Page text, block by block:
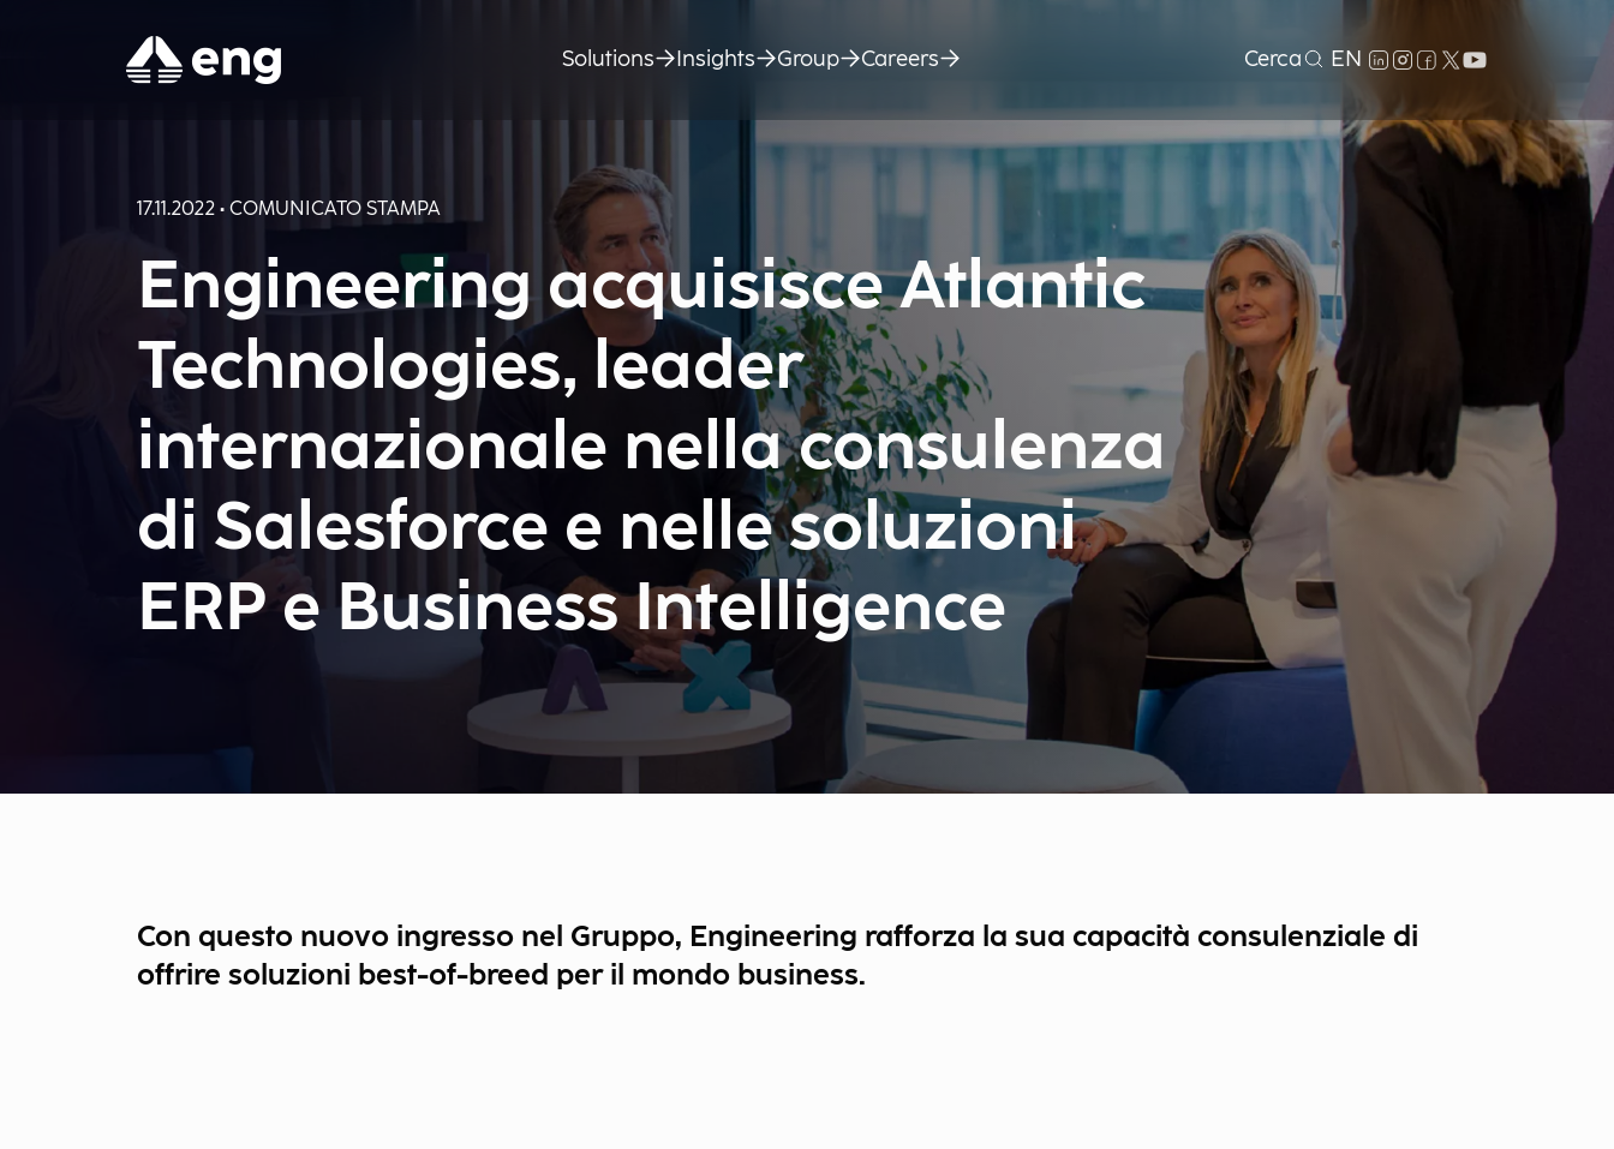
Solutions Insights Group Careers Cerca EN
17.11.2022 • COMUNICATO STAMPA
Engineering acquisisce Atlantic
Technologies, leader
internazionale nella consulenza
di Salesforce e nelle soluzioni
ERP e Business Intelligence
Con questo nuovo ingresso nel Gruppo, Engineering rafforza la sua capacità consulenziale di
offrire soluzioni best-of-breed per il mondo business.